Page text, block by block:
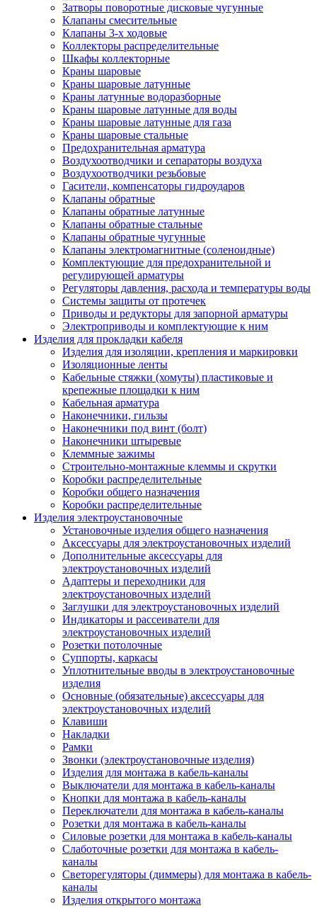
Затворы поворотные дисковые чугунные
Клапаны смесительные
Клапаны 3-х ходовые
Коллекторы распределительные
Шкафы коллекторные
Краны шаровые
Краны шаровые латунные
Краны латунные водоразборные
Краны шаровые латунные для воды
Краны шаровые латунные для газа
Краны шаровые стальные
Предохранительная арматура
Воздухоотводчики и сепараторы воздуха
Воздухоотводчики резьбовые
Гасители, компенсаторы гидроударов
Клапаны обратные
Клапаны обратные латунные
Клапаны обратные стальные
Клапаны обратные чугунные
Клапаны электромагнитные (соленоидные)
Комплектующие для предохранительной и
регулирующей арматуры
Регуляторы давления, расхода и температуры воды
Системы защиты от протечек
Приводы и редукторы для запорной арматуры
Электроприводы и комплектующие к ним
Изделия для прокладки кабеля
Изделия для изоляции, крепления и маркировки
Изоляционные ленты
Кабельные стяжки (хомуты) пластиковые и
крепежные площадки к ним
Кабельная арматура
Наконечники, гильзы
Наконечники под винт (болт)
Наконечники штыревые
Клеммные зажимы
Строительно-монтажные клеммы и скрутки
Коробки распределительные
Коробки общего назначения
Коробки распределительные
Изделия электроустановочные
Установочные изделия общего назначения
Аксессуары для электроустановочных изделий
Дополнительные аксессуары для
электроустановочных изделий
Адаптеры и переходники для
электроустановочных изделий
Заглушки для электроустановочных изделий
Индикаторы и рассеиватели для
электроустановочных изделий
Розетки потолочные
Суппорты, каркасы
Уплотнительные вводы в электроустановочные
изделия
Основные (обязательные) аксессуары для
электроустановочных изделий
Клавиши
Накладки
Рамки
Звонки (электроустановочные изделия)
Изделия для монтажа в кабель-каналы
Выключатели для монтажа в кабель-каналы
Кнопки для монтажа в кабель-каналы
Переключатели для монтажа в кабель-каналы
Розетки для монтажа в кабель-каналы
Силовые розетки для монтажа в кабель-каналы
Слаботочные розетки для монтажа в кабель-
каналы
Светорегуляторы (диммеры) для монтажа в кабель-
каналы
Изделия открытого монтажа